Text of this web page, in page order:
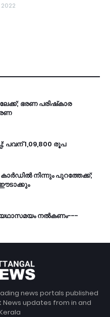
2022
ഭരണ പരിഷ്‌കാര
പവന് 1,09,800 രൂപ
നിന്നും പുറത്തേക്ക്;
യഥാസമയം നൽകണം---
news portals published
updates from in and